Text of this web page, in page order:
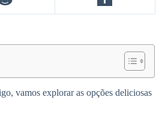
vamos explorar as opções deliciosas